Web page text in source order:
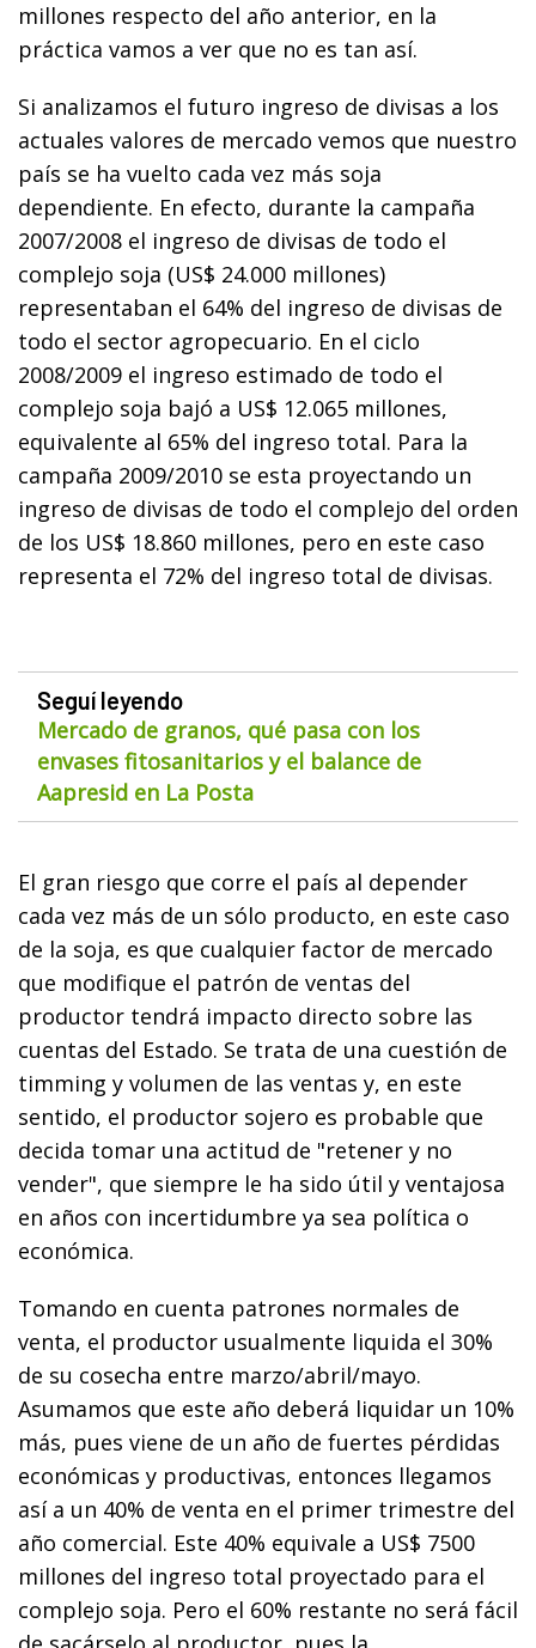
millones respecto del año anterior, en la
práctica vamos a ver que no es tan así.
Si analizamos el futuro ingreso de divisas a los
actuales valores de mercado vemos que nuestro
país se ha vuelto cada vez más soja
dependiente. En efecto, durante la campaña
2007/2008 el ingreso de divisas de todo el
complejo soja (US$ 24.000 millones)
representaban el 64% del ingreso de divisas de
todo el sector agropecuario. En el ciclo
2008/2009 el ingreso estimado de todo el
complejo soja bajó a US$ 12.065 millones,
equivalente al 65% del ingreso total. Para la
campaña 2009/2010 se esta proyectando un
ingreso de divisas de todo el complejo del orden
de los US$ 18.860 millones, pero en este caso
representa el 72% del ingreso total de divisas.
Seguí leyendo
Mercado de granos, qué pasa con los
envases fitosanitarios y el balance de
Aapresid en La Posta
El gran riesgo que corre el país al depender
cada vez más de un sólo producto, en este caso
de la soja, es que cualquier factor de mercado
que modifique el patrón de ventas del
productor tendrá impacto directo sobre las
cuentas del Estado. Se trata de una cuestión de
timming y volumen de las ventas y, en este
sentido, el productor sojero es probable que
decida tomar una actitud de "retener y no
vender", que siempre le ha sido útil y ventajosa
en años con incertidumbre ya sea política o
económica.
Tomando en cuenta patrones normales de
venta, el productor usualmente liquida el 30%
de su cosecha entre marzo/abril/mayo.
Asumamos que este año deberá liquidar un 10%
más, pues viene de un año de fuertes pérdidas
económicas y productivas, entonces llegamos
así a un 40% de venta en el primer trimestre del
año comercial. Este 40% equivale a US$ 7500
millones del ingreso total proyectado para el
complejo soja. Pero el 60% restante no será fácil